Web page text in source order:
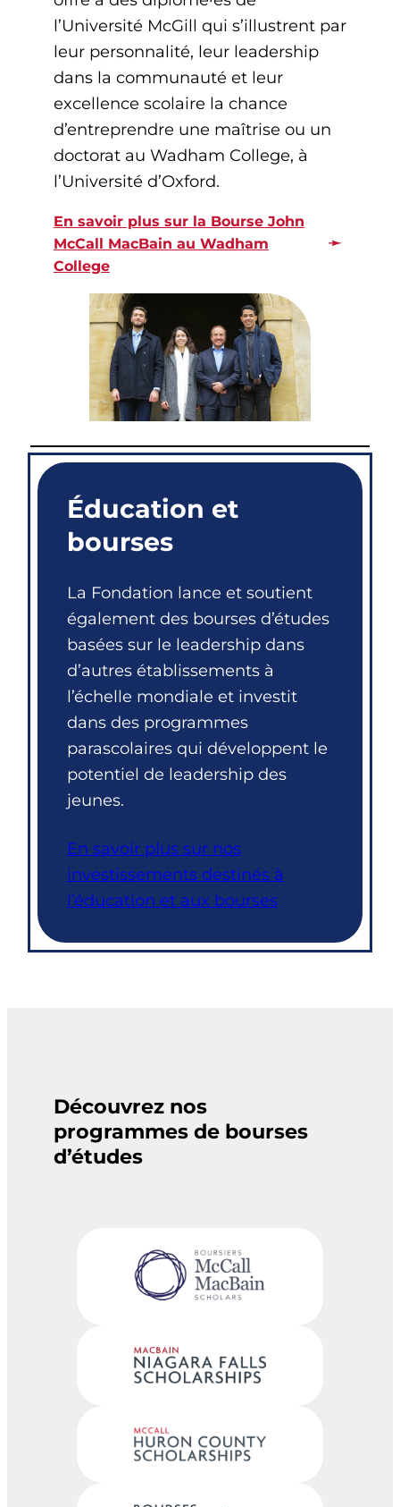
l’Université McGill qui s’illustrent par
leur personnalité, leur leadership
dans la communauté et leur
excellence scolaire la chance
d’entreprendre une maîtrise ou un
doctorat au Wadham College, à
l’Université d’Oxford.
En savoir plus sur la Bourse John
McCall MacBain au Wadham
College
Éducation et
bourses
La Fondation lance et soutient
également des bourses d’études
basées sur le leadership dans
d’autres établissements à
l’échelle mondiale et investit
dans des programmes
parascolaires qui développent le
potentiel de leadership des
jeunes.
En savoir plus sur nos
investissements destinés à
l’éducation et aux bourses
Découvrez nos
programmes de bourses
d’études